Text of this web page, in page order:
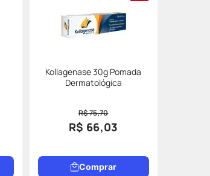
Kollagenase 30g Pomada
Dermatológica
R$ 75,70
R$ 66,03
Comprar